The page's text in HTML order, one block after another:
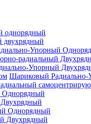
однорядный
двухрядный
Упорный
радиальный
Упорный
Шариковый Радиально-
Однорядный
Однорядный
Двухрядный